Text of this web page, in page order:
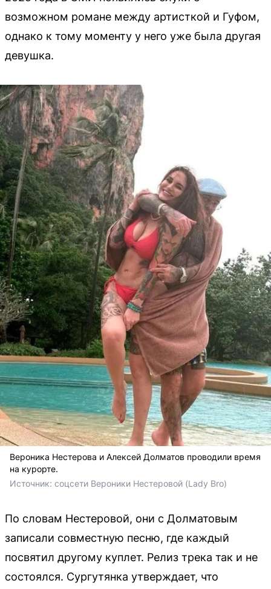
возможном романе между артисткой и Гуфом,
однако к тому моменту у него уже была другая
девушка.
Вероника Нестерова и Алексей Долматов проводили время
на курорте.
Источник: соцсети Вероники Нестеровой (Lady Bro)
По словам Нестеровой, они с Долматовым
записали совместную песню, где каждый
посвятил другому куплет. Релиз трека так и не
состоялся. Сургутянка утверждает, что